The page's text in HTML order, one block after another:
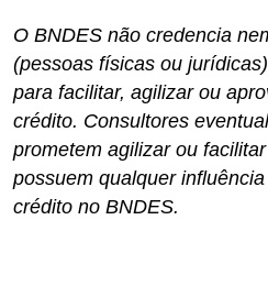
O BNDES não credencia
(pessoas físicas ou
para facilitar, agilizar ou
crédito. Consultores
prometem agilizar ou
possuem qualquer
crédito no BNDES.